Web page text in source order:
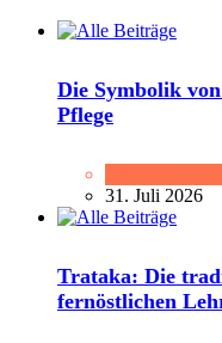
Die Symbolik
Pflege
31. Juli 2026
Trataka: Die
fernöstlichen